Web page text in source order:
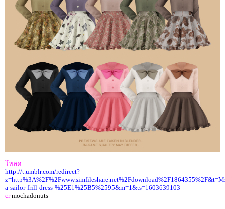
โหลด
http://t.umblr.com/redirect?
a-sailor-frill-dress-%25E1%25B5%2595&m=1&ts=1603639103
crmochadonuts